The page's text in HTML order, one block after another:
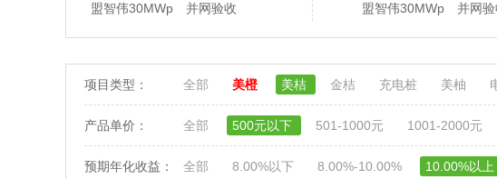
盟智伟30MWp 并网验收
盟智伟30MWp 并网验
项目类型： 全部 美橙 美桔 金桔 充电桩 美柚
产品单价： 全部 500元以下 501-1000元 1001-2000元
预期年化收益： 全部 8.00%以下 8.00%-10.00% 10.00%以上